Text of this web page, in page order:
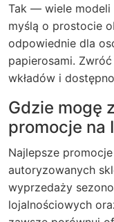
Tak — wiele modeli
myślą o prostocie
odpowiednie dla
papierosami.
wkładów i
Gdzie mogę
promocje na
Najlepsze
autoryzowanych
wyprzedaży
lojalnościowych